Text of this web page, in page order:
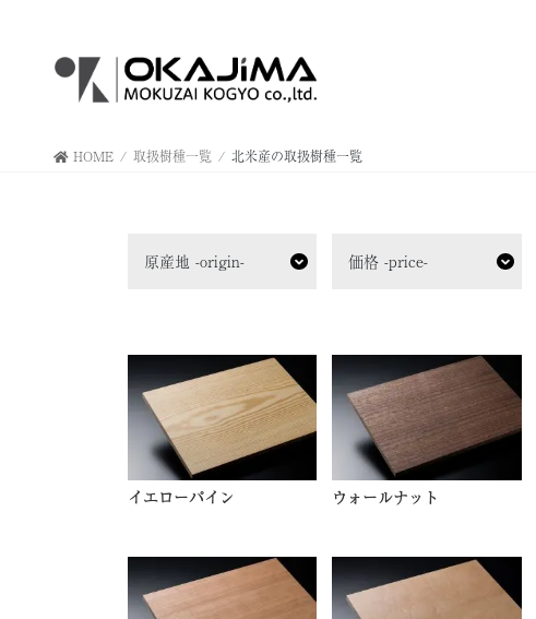
HOME 取扱樹種一覧 北米産の取扱樹種一覧
原産地 -origin- 価格 -price-
イエローパイン ウォールナット